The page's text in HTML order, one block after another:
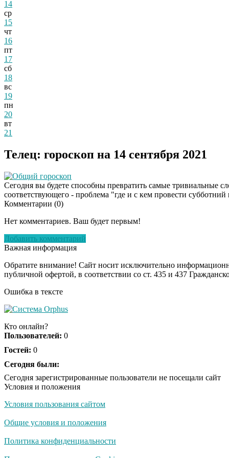
14
ср
15
чт
16
пт
17
сб
18
вс
19
пн
20
вт
21
Телец: гороскоп на 14 сентября 2021
Общий гороскоп
Сегодня вы будете способны превратить самые тривиальные
соответствующего - проблема "где и с кем провести
Комментарии (0)
Нет комментариев. Ваш будет первым!
Добавить комментарий
Важная информация
Обратите внимание! Сайт носит исключительно
публичной офертой, в соответствии со ст. 435 и 437
Ошибка в тексте
Кто онлайн?
Пользователей: 0
Гостей: 0
Сегодня были:
Сегодня зарегистрированные пользователи не посещали сайт
Условия и положения
Условия пользования сайтом
Общие условия и положения
Политика конфиденциальности